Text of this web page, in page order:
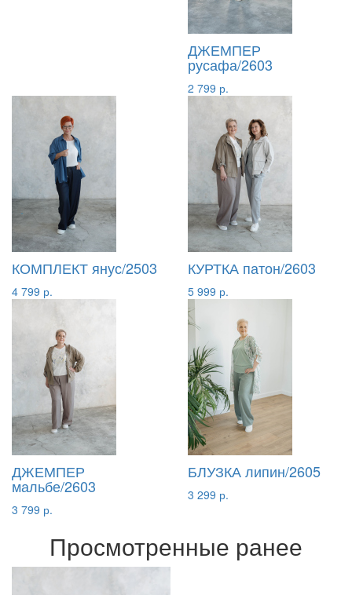
ДЖЕМПЕР
русафа/2603
2 799 р.
КОМПЛЕКТ янус/2503
4 799 р.
КУРТКА патон/2603
5 999 р.
ДЖЕМПЕР
мальбе/2603
3 799 р.
БЛУЗКА липин/2605
3 299 р.
Просмотренные ранее